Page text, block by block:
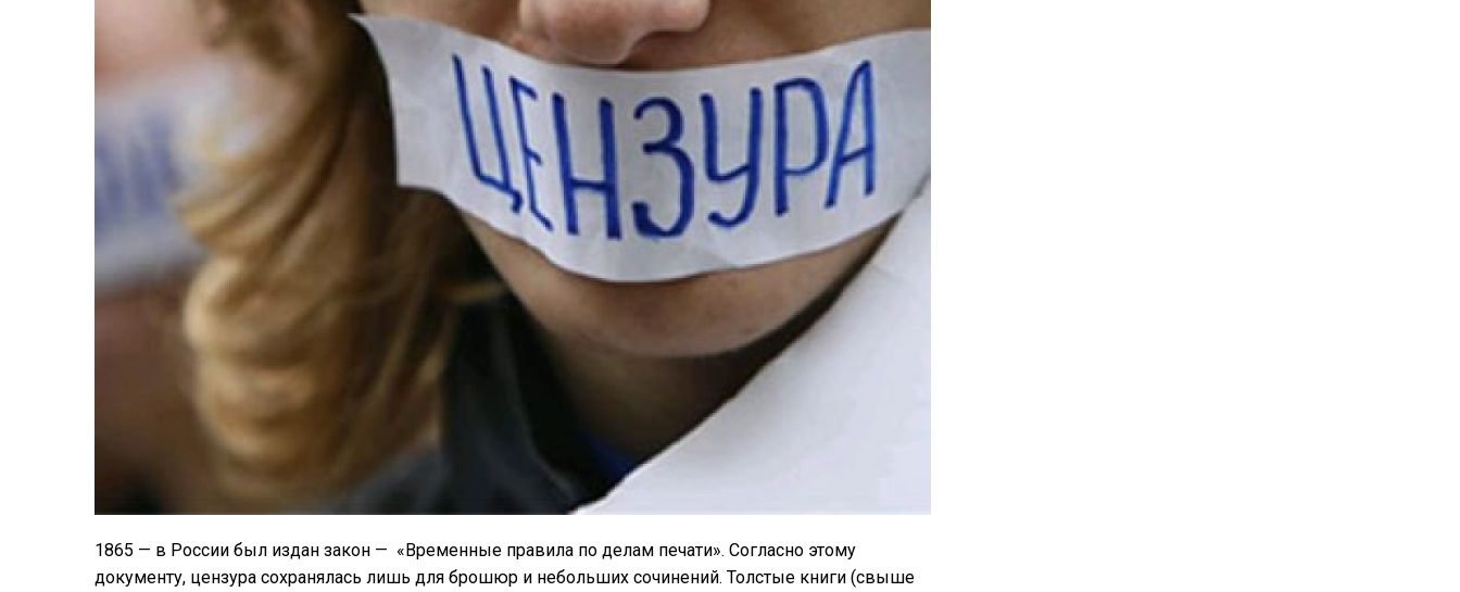
1865 — в России был издан закон — «Временные правила по делам печати». Согласно этому
документу, цензура сохранялась лишь для брошюр и небольших сочинений. Толстые книги (свыше